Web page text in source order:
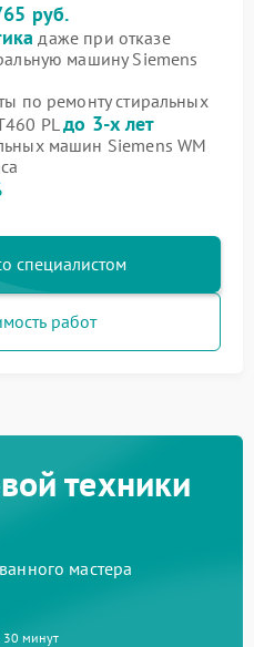
руб.
даже при отказе
машину Siemens
по ремонту стиральных
PLдо 3-х лет
машин Siemens WM
специалистом
работ
техники
мастера
30 минут